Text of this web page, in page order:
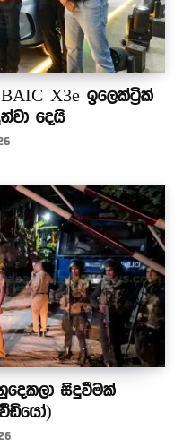
X3e ඉලෙක්ට්‍රික්
දෙයි
සිදුවීමක්